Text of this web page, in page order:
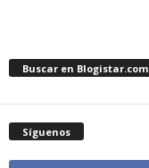
Buscar en Blogistar.com
Síguenos